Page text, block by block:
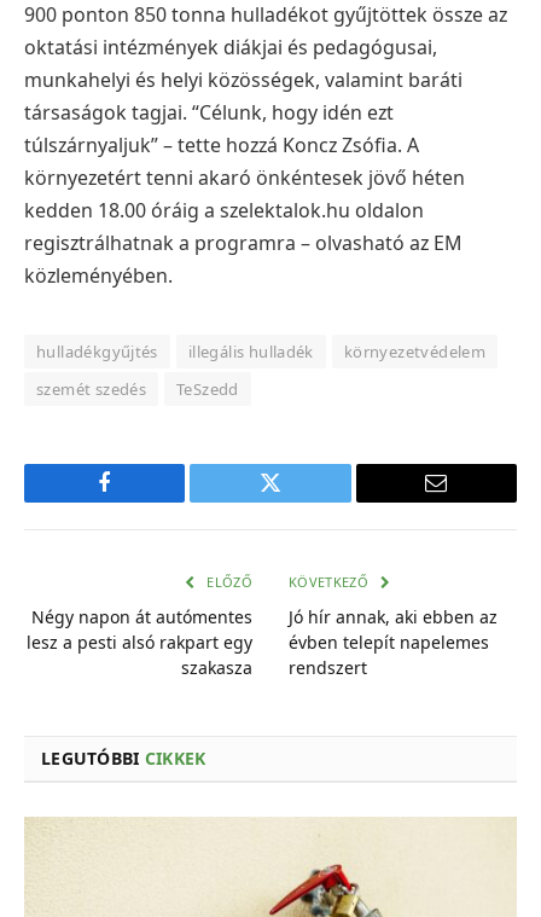
900 ponton 850 tonna hulladékot gyűjtöttek össze az
oktatási intézmények diákjai és pedagógusai,
munkahelyi és helyi közösségek, valamint baráti
társaságok tagjai. “Célunk, hogy idén ezt
túlszárnyaljuk” – tette hozzá Koncz Zsófia. A
környezetért tenni akaró önkéntesek jövő héten
kedden 18.00 óráig a szelektalok.hu oldalon
regisztrálhatnak a programra – olvasható az EM
közleményében.
hulladékgyűjtés illegális hulladék
környezetvédelem
szemét szedés
TeSzedd
Facebook Twitter
E-
ELŐZŐ
Négy napon át autómentes
lesz a pesti alsó rakpart egy
szakasza
KÖVETKEZŐ
Jó hír annak, aki ebben az
évben telepít napelemes
rendszert
LEGUTÓBBI CIKKEK